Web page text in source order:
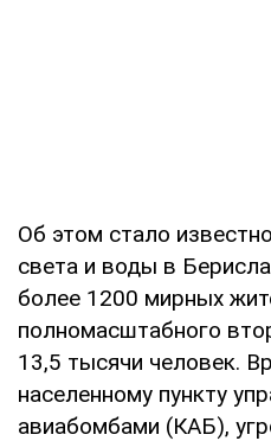
Об этом стало
света и воды в
более 1200 мирных
полномасштабного
13,5 тысячи человек.
населенному пункту
авиабомбами (КАБ),